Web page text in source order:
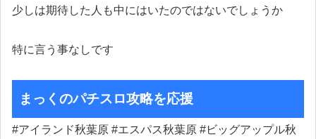
少しは期待した人も中にはいたのではないでしょうか
特に言う事なしです
まっくのパチスロ攻略を応援
#アイランド秋葉原 #エスパス秋葉原 #ビッグアップル秋